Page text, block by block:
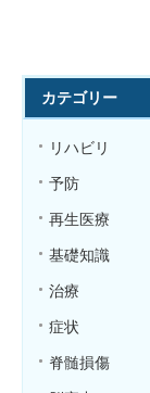
カテゴリー
リハビリ
予防
再生医療
基礎知識
治療
症状
脊髄損傷